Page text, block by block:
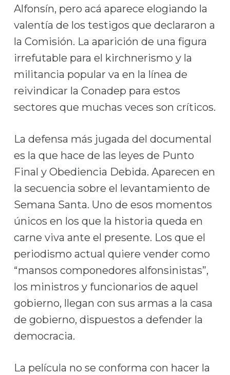
Alfonsín, pero acá aparece elogiando la
valentía de los testigos que declararon a
la Comisión. La aparición de una figura
irrefutable para el kirchnerismo y la
militancia popular va en la línea de
reivindicar la Conadep para estos
sectores que muchas veces son críticos.
La defensa más jugada del documental
es la que hace de las leyes de Punto
Final y Obediencia Debida. Aparecen en
la secuencia sobre el levantamiento de
Semana Santa. Uno de esos momentos
únicos en los que la historia queda en
carne viva ante el presente. Los que el
periodismo actual quiere vender como
“mansos componedores alfonsinistas”,
los ministros y funcionarios de aquel
gobierno, llegan con sus armas a la casa
de gobierno, dispuestos a defender la
democracia.
La película no se conforma con hacer la